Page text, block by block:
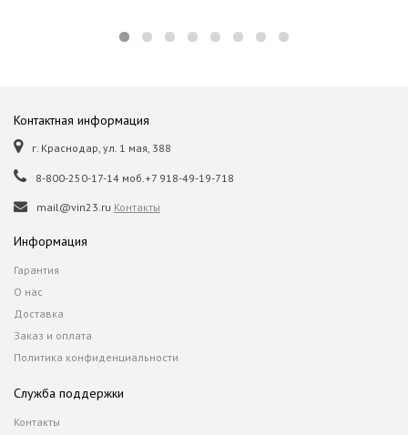
Контактная информация
г. Краснодар, ул. 1 мая, 388
8-800-250-17-14 моб.+7 918-49-19-718
mail@vin23.ru Контакты
Информация
Гарантия
О нас
Доставка
Заказ и оплата
Политика конфиденциальности
Служба поддержки
Контакты